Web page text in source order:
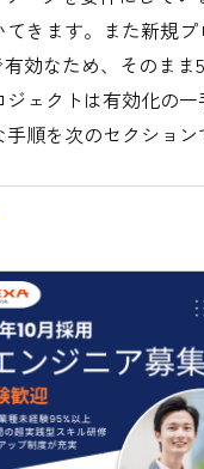
きます。また新規プ
効なため、そのまま
ジェクトは有効化の
順を次のセクション